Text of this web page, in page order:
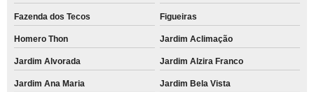
Fazenda dos Tecos Figueiras
Homero Thon Jardim Aclimação
Jardim Alvorada Jardim Alzira Franco
Jardim Ana Maria Jardim Bela Vista